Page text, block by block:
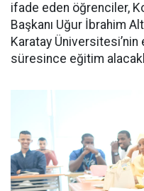
ifade eden öğrenciler,
Başkanı Uğur İbrahim
Karatay
süresince eğitim